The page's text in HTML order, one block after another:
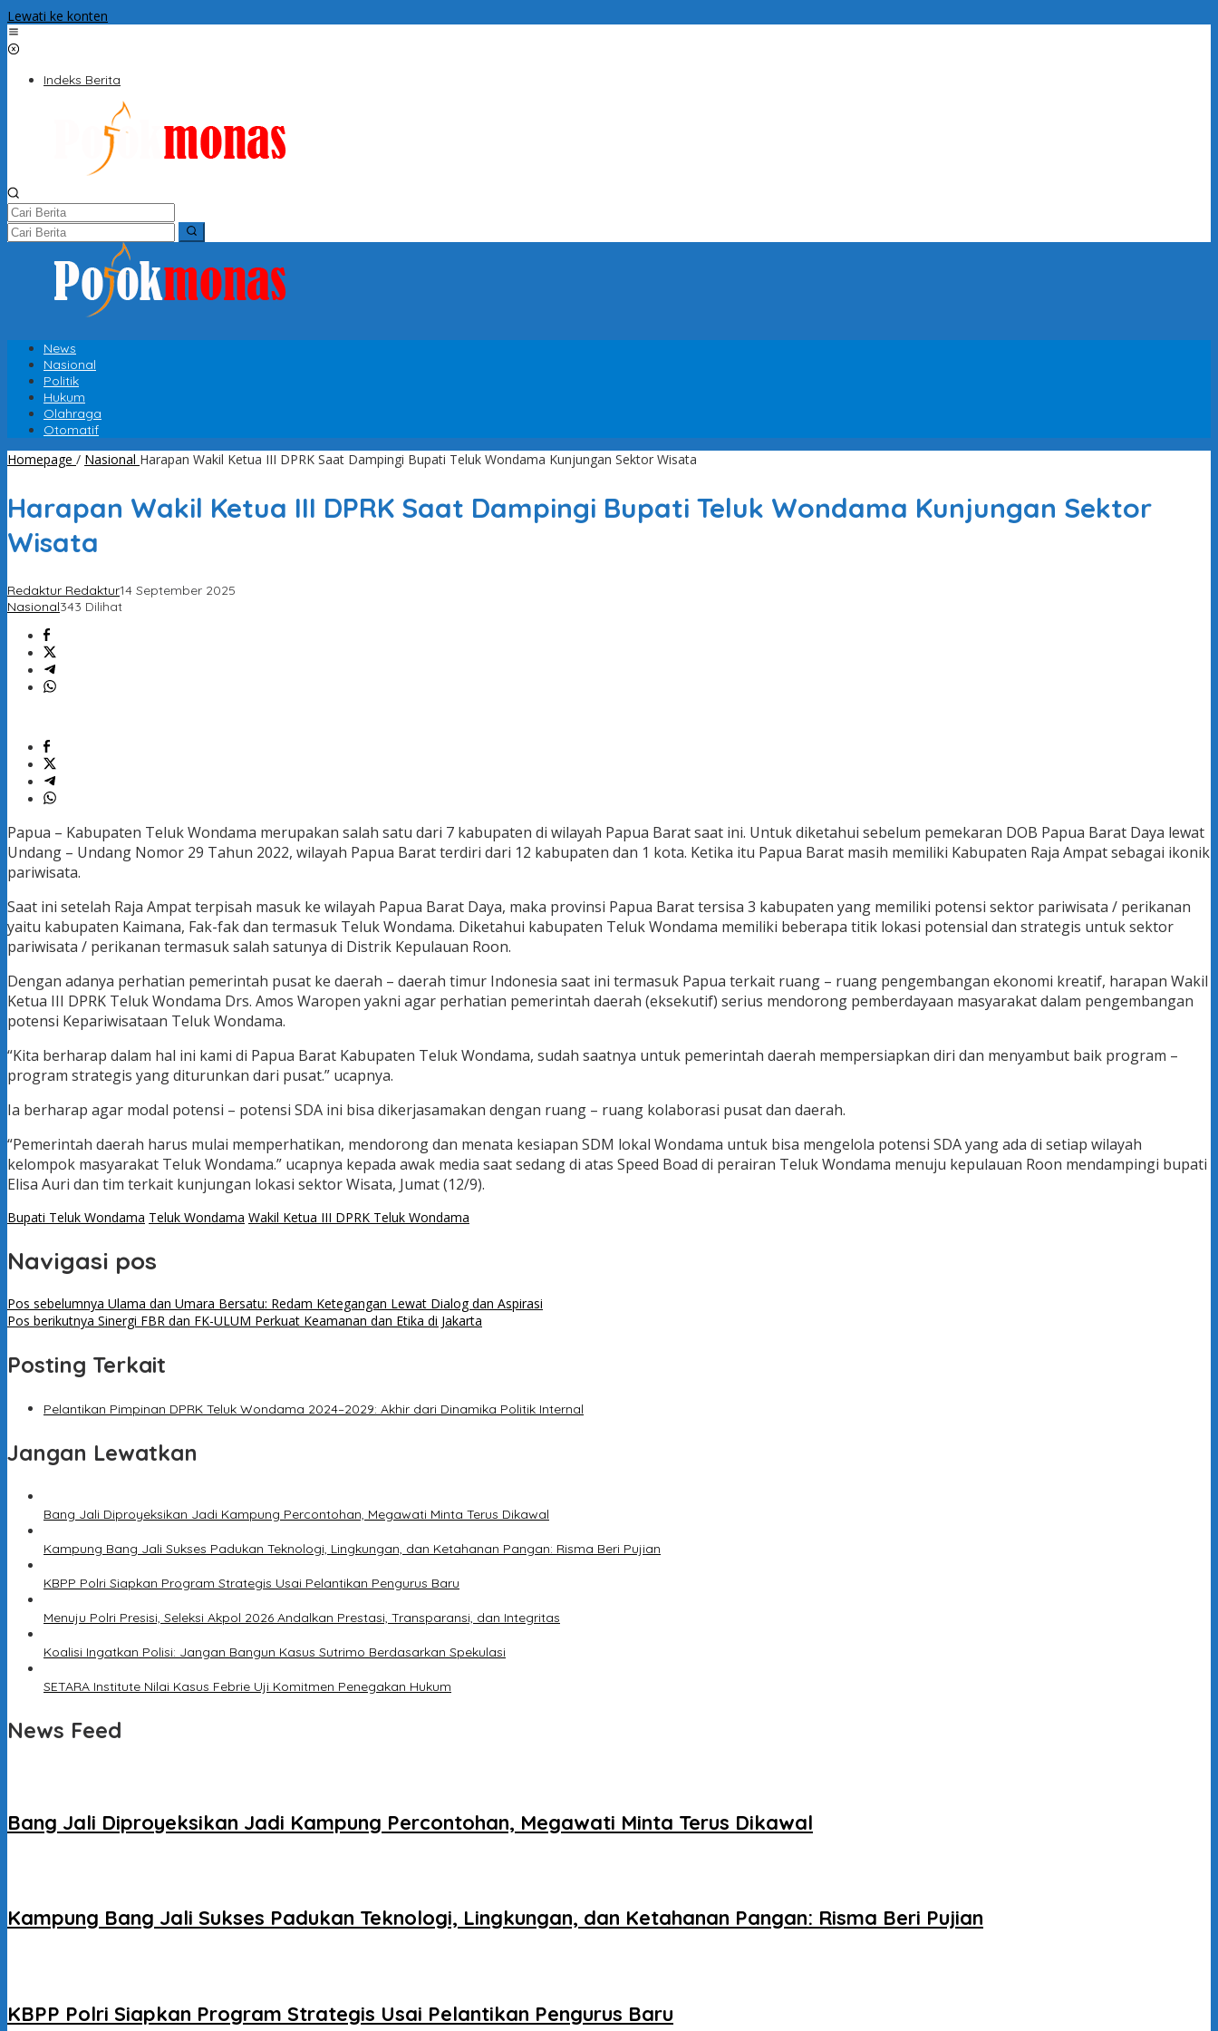
Lewati ke konten
Indeks Berita
News
Nasional
Politik
Hukum
Olahraga
Otomatif
Homepage / Nasional Harapan Wakil Ketua III DPRK Saat Dampingi Bupati Teluk Wondama Kunjungan Sektor Wisata
Harapan Wakil Ketua III DPRK Saat Dampingi Bupati Teluk Wondama Kunjungan Sektor
Wisata
Redaktur Redaktur14 September 2025
Nasional343 Dilihat
Papua – Kabupaten Teluk Wondama merupakan salah satu dari 7 kabupaten di wilayah Papua Barat saat ini. Untuk diketahui sebelum pemekaran DOB Papua Barat Daya lewat
Undang – Undang Nomor 29 Tahun 2022, wilayah Papua Barat terdiri dari 12 kabupaten dan 1 kota. Ketika itu Papua Barat masih memiliki Kabupaten Raja Ampat sebagai ikonik
pariwisata.
Saat ini setelah Raja Ampat terpisah masuk ke wilayah Papua Barat Daya, maka provinsi Papua Barat tersisa 3 kabupaten yang memiliki potensi sektor pariwisata / perikanan
yaitu kabupaten Kaimana, Fak-fak dan termasuk Teluk Wondama. Diketahui kabupaten Teluk Wondama memiliki beberapa titik lokasi potensial dan strategis untuk sektor
pariwisata / perikanan termasuk salah satunya di Distrik Kepulauan Roon.
Dengan adanya perhatian pemerintah pusat ke daerah – daerah timur Indonesia saat ini termasuk Papua terkait ruang – ruang pengembangan ekonomi kreatif, harapan Wakil
Ketua III DPRK Teluk Wondama Drs. Amos Waropen yakni agar perhatian pemerintah daerah (eksekutif) serius mendorong pemberdayaan masyarakat dalam pengembangan
potensi Kepariwisataan Teluk Wondama.
“Kita berharap dalam hal ini kami di Papua Barat Kabupaten Teluk Wondama, sudah saatnya untuk pemerintah daerah mempersiapkan diri dan menyambut baik program –
program strategis yang diturunkan dari pusat.” ucapnya.
Ia berharap agar modal potensi – potensi SDA ini bisa dikerjasamakan dengan ruang – ruang kolaborasi pusat dan daerah.
“Pemerintah daerah harus mulai memperhatikan, mendorong dan menata kesiapan SDM lokal Wondama untuk bisa mengelola potensi SDA yang ada di setiap wilayah
kelompok masyarakat Teluk Wondama.” ucapnya kepada awak media saat sedang di atas Speed Boad di perairan Teluk Wondama menuju kepulauan Roon mendampingi bupati
Elisa Auri dan tim terkait kunjungan lokasi sektor Wisata, Jumat (12/9).
Bupati Teluk Wondama Teluk Wondama Wakil Ketua III DPRK Teluk Wondama
Navigasi pos
Pos sebelumnya Ulama dan Umara Bersatu: Redam Ketegangan Lewat Dialog dan Aspirasi
Pos berikutnya Sinergi FBR dan FK-ULUM Perkuat Keamanan dan Etika di Jakarta
Posting Terkait
Pelantikan Pimpinan DPRK Teluk Wondama 2024–2029: Akhir dari Dinamika Politik Internal
Jangan Lewatkan
Bang Jali Diproyeksikan Jadi Kampung Percontohan, Megawati Minta Terus Dikawal
Kampung Bang Jali Sukses Padukan Teknologi, Lingkungan, dan Ketahanan Pangan: Risma Beri Pujian
KBPP Polri Siapkan Program Strategis Usai Pelantikan Pengurus Baru
Menuju Polri Presisi, Seleksi Akpol 2026 Andalkan Prestasi, Transparansi, dan Integritas
Koalisi Ingatkan Polisi: Jangan Bangun Kasus Sutrimo Berdasarkan Spekulasi
SETARA Institute Nilai Kasus Febrie Uji Komitmen Penegakan Hukum
News Feed
Bang Jali Diproyeksikan Jadi Kampung Percontohan, Megawati Minta Terus Dikawal
Kampung Bang Jali Sukses Padukan Teknologi, Lingkungan, dan Ketahanan Pangan: Risma Beri Pujian
KBPP Polri Siapkan Program Strategis Usai Pelantikan Pengurus Baru